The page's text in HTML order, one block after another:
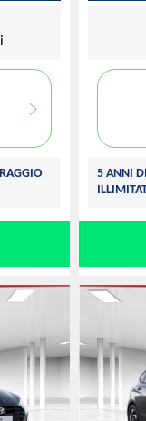
5 ANNI